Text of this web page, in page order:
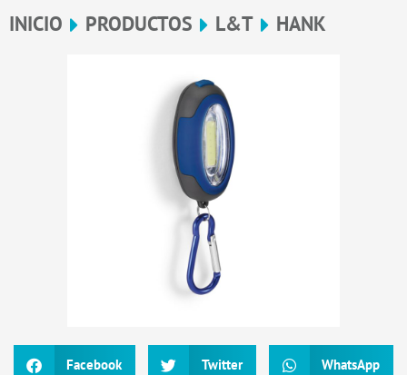
INICIO PRODUCTOS L&T HANK
Facebook Twitter WhatsApp